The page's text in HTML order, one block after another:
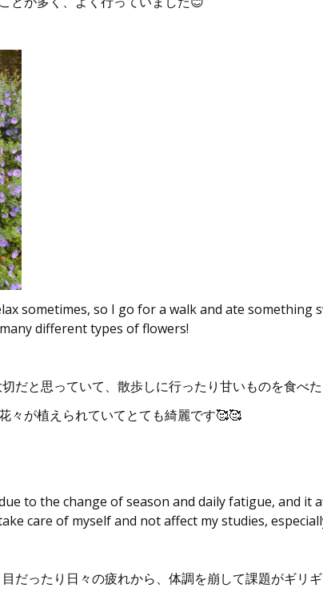
sometimes, so I go for a walk and ate something
different types of flowers!
だと思っていて、散歩しに行ったり甘いものを食べた
々が植えられていてとても綺麗です🥰🥰
to the change of season and daily fatigue, and it
care of myself and not affect my studies,
だったり日々の疲れから、体調を崩して課題がギリ